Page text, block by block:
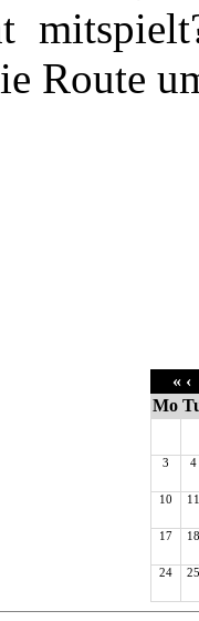
Route
« ‹
Mo
3 4
10 11
17 18
24 25